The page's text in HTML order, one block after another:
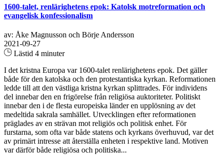
1600-talet, renlärighetens epok: Katolsk motreformation och
evangelisk konfessionalism
av: Åke Magnusson och Börje Andersson
2021-09-27
Lästid 4 minuter
I det kristna Europa var 1600-talet renlärighetens epok. Det gäller
både för den katolska och den protestantiska kyrkan. Reformationen
ledde till att den västliga kristna kyrkan splittrades. För individens
del innebar den en frigörelse från religiösa auktoriteter. Politiskt
innebar den i de flesta europeiska länder en upplösning av det
medeltida sakrala samhället. Utvecklingen efter reformationen
präglades av en strävan mot religiös och politisk enhet. För
furstarna, som ofta var både statens och kyrkans överhuvud, var det
av primärt intresse att återställa enheten i respektive land. Motiven
var därför både religiösa och politiska...